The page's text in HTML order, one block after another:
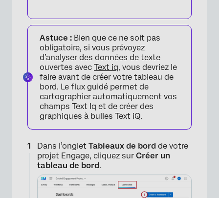
Astuce : Bien que ce ne soit pas
obligatoire, si vous prévoyez
d’analyser des données de texte
ouvertes avec Text iq, vous devriez le
faire avant de créer votre tableau de
bord. Le flux guidé permet de
cartographier automatiquement vos
champs Text Iq et de créer des
graphiques à bulles Text iQ.
Dans l’onglet Tableaux de bord de votre
projet Engage, cliquez sur Créer un
tableau de bord.